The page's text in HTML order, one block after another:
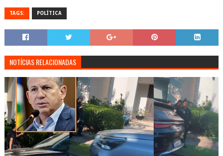
TAGS: POLÍTICA
NOTÍCIAS RELACIONADAS